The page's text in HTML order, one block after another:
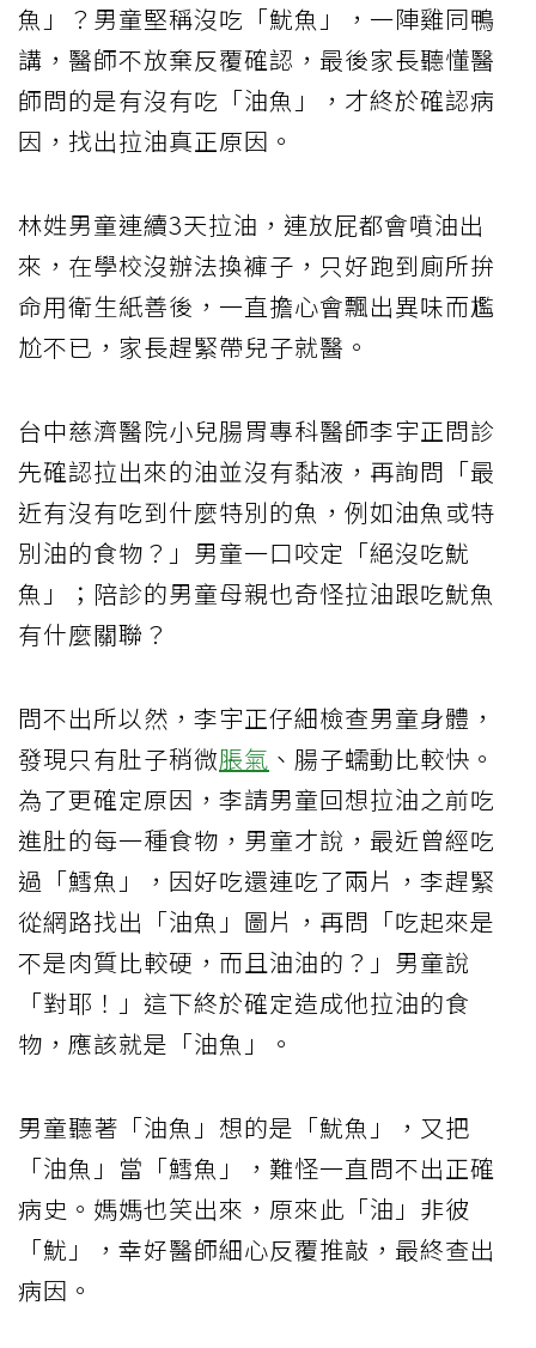
魚」？男童堅稱沒吃「魷魚」，一陣雞同鴨
講，醫師不放棄反覆確認，最後家長聽懂醫
師問的是有沒有吃「油魚」，才終於確認病
因，找出拉油真正原因。
林姓男童連續3天拉油，連放屁都會噴油出
來，在學校沒辦法換褲子，只好跑到廁所拚
命用衛生紙善後，一直擔心會飄出異味而尷
尬不已，家長趕緊帶兒子就醫。
台中慈濟醫院小兒腸胃專科醫師李宇正問診
先確認拉出來的油並沒有黏液，再詢問「最
近有沒有吃到什麼特別的魚，例如油魚或特
別油的食物？」男童一口咬定「絕沒吃魷
魚」；陪診的男童母親也奇怪拉油跟吃魷魚
有什麼關聯？
問不出所以然，李宇正仔細檢查男童身體，
發現只有肚子稍微脹氣 、腸子蠕動比較快。
為了更確定原因，李請男童回想拉油之前吃
進肚的每一種食物，男童才說，最近曾經吃
過「鱈魚」，因好吃還連吃了兩片，李趕緊
從網路找出「油魚」圖片，再問「吃起來是
不是肉質比較硬，而且油油的？」男童說
「對耶！」這下終於確定造成他拉油的食
物，應該就是「油魚」。
男童聽著「油魚」想的是「魷魚」，又把
「油魚」當「鱈魚」，難怪一直問不出正確
病史。媽媽也笑出來，原來此「油」非彼
「魷」，幸好醫師細心反覆推敲，最終查出
病因。